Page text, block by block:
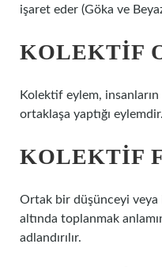
işaret eder (Göka ve
KOLEKTIF
Kolektif eylem,
ortaklaşa yaptığı eylemdir.
KOLEKTIF
Ortak bir düşünceyi veya
altında toplanmak
adlandırılır.